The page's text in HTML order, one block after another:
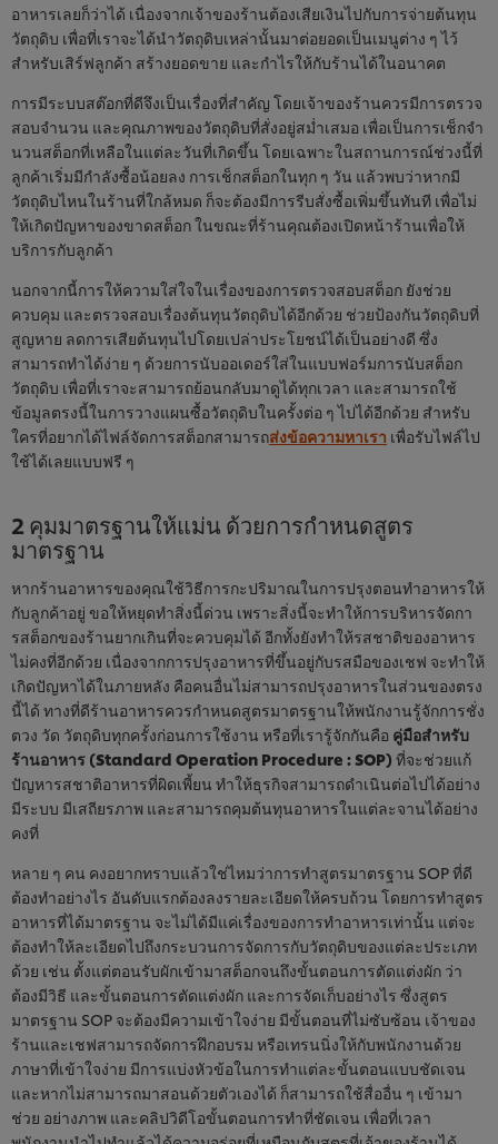
อาหารเลยก็ว่าได้ เนื่องจากเจ้าของร้านต้องเสียเงินไปกับการจ่ายต้นทุน
วัตถุดิบ เพื่อที่เราจะได้นำวัตถุดิบเหล่านั้นมาต่อยอดเป็นเมนูต่าง ๆ ไว้
สำหรับเสิร์ฟลูกค้า สร้างยอดขาย และกำไรให้กับร้านได้ในอนาคต
การมีระบบสต๊อกที่ดีจึงเป็นเรื่องที่สำคัญ โดยเจ้าของร้านควรมีการตรวจ
สอบจำนวน และคุณภาพของวัตถุดิบที่สั่งอยู่สม่ำเสมอ เพื่อเป็นการเช็กจำ
นวนสต็อกที่เหลือในแต่ละวันที่เกิดขึ้น โดยเฉพาะในสถานการณ์ช่วงนี้ที่
ลูกค้าเริ่มมีกำลังซื้อน้อยลง การเช็กสต็อกในทุก ๆ วัน แล้วพบว่าหากมี
วัตถุดิบไหนในร้านที่ใกล้หมด ก็จะต้องมีการรีบสั่งซื้อเพิ่มขึ้นทันที เพื่อไม่
ให้เกิดปัญหาของขาดสต็อก ในขณะที่ร้านคุณต้องเปิดหน้าร้านเพื่อให้
บริการกับลูกค้า
นอกจากนี้การให้ความใส่ใจในเรื่องของการตรวจสอบสต็อก ยังช่วย
ควบคุม และตรวจสอบเรื่องต้นทุนวัตถุดิบได้อีกด้วย ช่วยป้องกันวัตถุดิบที่
สูญหาย ลดการเสียต้นทุนไปโดยเปล่าประโยชน์ได้เป็นอย่างดี ซึ่ง
สามารถทำได้ง่าย ๆ ด้วยการนับออเดอร์ใส่ในแบบฟอร์มการนับสต็อก
วัตถุดิบ เพื่อที่เราจะสามารถย้อนกลับมาดูได้ทุกเวลา และสามารถใช้
ข้อมูลตรงนี้ในการวางแผนซื้อวัตถุดิบในครั้งต่อ ๆ ไปได้อีกด้วย สำหรับ
ใครที่อยากได้ไฟล์จัดการสต็อกสามารถส่งข้อความหาเรา เพื่อรับไฟล์ไป
ใช้ได้เลยแบบฟรี ๆ
2 คุมมาตรฐานให้แม่น ด้วยการกำหนดสูตร
มาตรฐาน
หากร้านอาหารของคุณใช้วิธีการกะปริมาณในการปรุงตอนทำอาหารให้
กับลูกค้าอยู่ ขอให้หยุดทำสิ่งนี้ด่วน เพราะสิ่งนี้จะทำให้การบริหารจัดกา
รสต็อกของร้านยากเกินที่จะควบคุมได้ อีกทั้งยังทำให้รสชาติของอาหาร
ไม่คงที่อีกด้วย เนื่องจากการปรุงอาหารที่ขึ้นอยู่กับรสมือของเชฟ จะทำให้
เกิดปัญหาได้ในภายหลัง คือคนอื่นไม่สามารถปรุงอาหารในส่วนของตรง
นี้ได้ ทางที่ดีร้านอาหารควรกำหนดสูตรมาตรฐานให้พนักงานรู้จักการชั่ง
ตวง วัด วัตถุดิบทุกครั้งก่อนการใช้งาน หรือที่เรารู้จักกันคือ คู่มือสำหรับ
ร้านอาหาร (Standard Operation Procedure : SOP) ที่จะช่วยแก้
ปัญหารสชาติอาหารที่ผิดเพี้ยน ทำให้ธุรกิจสามารถดำเนินต่อไปได้อย่าง
มีระบบ มีเสถียรภาพ และสามารถคุมต้นทุนอาหารในแต่ละจานได้อย่าง
คงที่
หลาย ๆ คน คงอยากทราบแล้วใช่ไหมว่าการทำสูตรมาตรฐาน SOP ที่ดี
ต้องทำอย่างไร อันดับแรกต้องลงรายละเอียดให้ครบถ้วน โดยการทำสูตร
อาหารที่ได้มาตรฐาน จะไม่ได้มีแค่เรื่องของการทำอาหารเท่านั้น แต่จะ
ต้องทำให้ละเอียดไปถึงกระบวนการจัดการกับวัตถุดิบของแต่ละประเภท
ด้วย เช่น ตั้งแต่ตอนรับผักเข้ามาสต็อกจนถึงขั้นตอนการตัดแต่งผัก ว่า
ต้องมีวิธี และขั้นตอนการตัดแต่งผัก และการจัดเก็บอย่างไร ซึ่งสูตร
มาตรฐาน SOP จะต้องมีความเข้าใจง่าย มีขั้นตอนที่ไม่ซับซ้อน เจ้าของ
ร้านและเชฟสามารถจัดการฝึกอบรม หรือเทรนนิ่งให้กับพนักงานด้วย
ภาษาที่เข้าใจง่าย มีการแบ่งหัวข้อในการทำแต่ละขั้นตอนแบบชัดเจน
และหากไม่สามารถมาสอนด้วยตัวเองได้ ก็สามารถใช้สื่ออื่น ๆ เข้ามา
ช่วย อย่างภาพ และคลิปวิดีโอขั้นตอนการทำที่ชัดเจน เพื่อที่เวลา